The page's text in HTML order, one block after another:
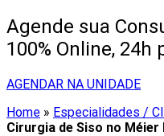
Agende sua
100% Online, 24h
AGENDAR NA UNIDADE
Home » Especialidades /
Cirurgia de Siso no Méier